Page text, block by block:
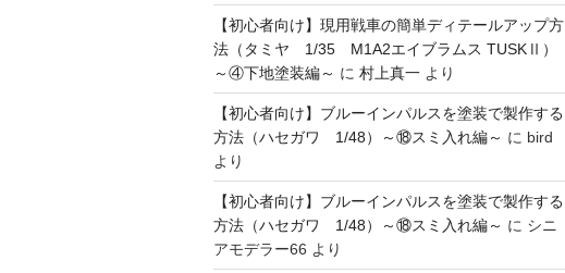
【初心者向け】現用戦車の簡単ディテールアップ方
法（タミヤ 1/35 M1A2エイブラムス TUSKⅡ）
～④下地塗装編～ に 村上真一より
【初心者向け】ブルーインパルスを塗装で製作する
方法（ハセガワ 1/48）～⑱スミ入れ編～ に bird
より
【初心者向け】ブルーインパルスを塗装で製作する
方法（ハセガワ 1/48）～⑱スミ入れ編～ に シニ
アモデラー66 より